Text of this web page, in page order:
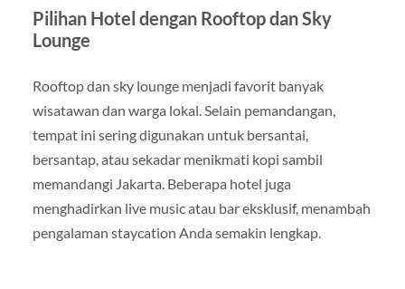
Pilihan Hotel dengan Rooftop dan Sky
Lounge
Rooftop dan sky lounge menjadi favorit banyak
wisatawan dan warga lokal. Selain pemandangan,
tempat ini sering digunakan untuk bersantai,
bersantap, atau sekadar menikmati kopi sambil
memandangi Jakarta. Beberapa hotel juga
menghadirkan live music atau bar eksklusif, menambah
pengalaman staycation Anda semakin lengkap.